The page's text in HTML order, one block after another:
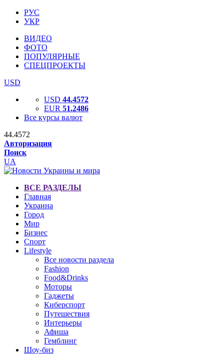
РУС
УКР
ВИДЕО
ФОТО
ПОПУЛЯРНЫЕ
СПЕЦПРОЕКТЫ
USD
USD 44.4572
EUR 51.2486
Все курсы валют
44.4572
Авторизация
Поиск
UA
ВСЕ РАЗДЕЛЫ
Главная
Украина
Город
Мир
Бизнес
Спорт
Lifestyle
Все новости раздела
Fashion
Food&Drinks
Моторы
Гаджеты
Киберспорт
Путешествия
Интерьеры
Афиша
Гемблинг
Шоу-биз